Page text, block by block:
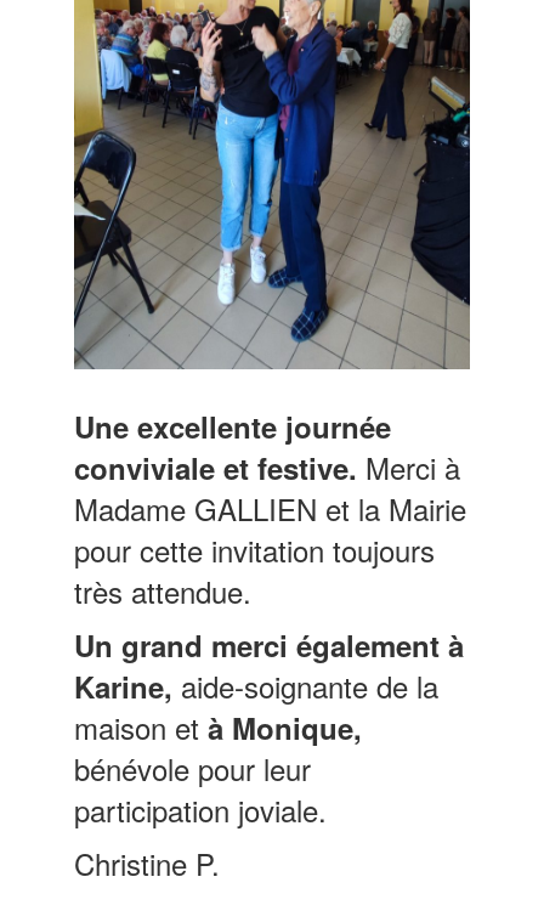
Une excellente journée
conviviale et festive. Merci à
Madame GALLIEN et la Mairie
pour cette invitation toujours
très attendue.
Un grand merci également à
Karine, aide-soignante de la
maison età Monique,
bénévole pour leur
participation joviale.
Christine P.